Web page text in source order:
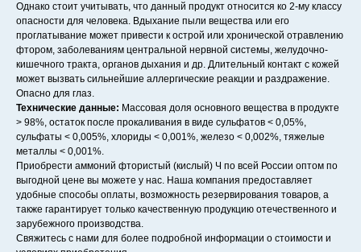
Однако стоит учитывать, что данный продукт относится ко 2-му классу
опасности для человека. Вдыхание пыли вещества или его
проглатывание может привести к острой или хронической отравлению
фтором, заболеваниям центральной нервной системы, желудочно-
кишечного тракта, органов дыхания и др. Длительный контакт с кожей
может вызвать сильнейшие аллергические реакции и раздражение.
Опасно для глаз.
Технические данные: Массовая доля основного вещества в продукте
> 98%, остаток после прокаливания в виде сульфатов < 0,05%,
сульфаты < 0,005%, хлориды < 0,001%, железо < 0,002%, тяжелые
металлы < 0,001%.
Приобрести аммоний фтористый (кислый) Ч по всей России оптом по
выгодной цене вы можете у нас. Наша компания предоставляет
удобные способы оплаты, возможность резервирования товаров, а
также гарантирует только качественную продукцию отечественного и
зарубежного производства.
Свяжитесь с нами для более подробной информации о стоимости и